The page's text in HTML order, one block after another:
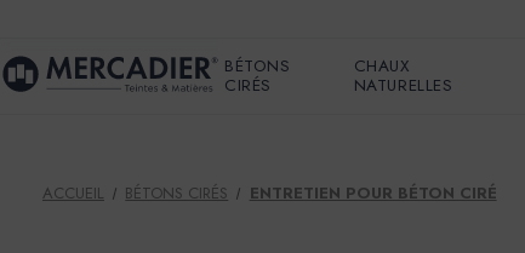
BÉTONS
CIRÉS
CHAUX
NATURELLES
ACCUEIL BÉTONS CIRÉS ENTRETIEN POUR BÉTON CIRÉ